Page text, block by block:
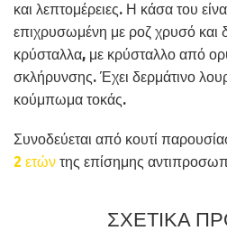
και λεπτομέρειες. Η κάσα του
επιχρυσωμένη με ροζ χρυσό και
κρύσταλλα, με κρύσταλλο από
σκλήρυνσης. Έχει δερμάτινο
κούμπωμα τοκάς.
Συνοδεύεται από κουτί
2 ετών της επίσημης
ΣΧΕΤΙΚΑ